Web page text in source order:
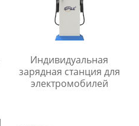
Индивидуальная
зарядная станция для
электромобилей